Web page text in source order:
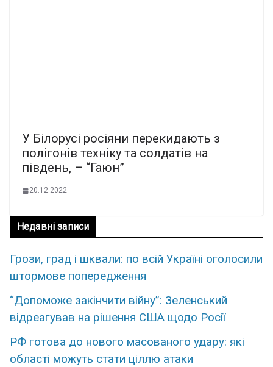
У Білорусі росіяни перекидають з
полігонів техніку та солдатів на
південь, – “Гаюн”
20.12.2022
Недавні записи
Грози, град і шквали: по всій Україні оголосили
штормове попередження
“Допоможе закінчити війну”: Зеленський
відреагував на рішення США щодо Росії
РФ готова до нового масованого удару: які
області можуть стати ціллю атаки